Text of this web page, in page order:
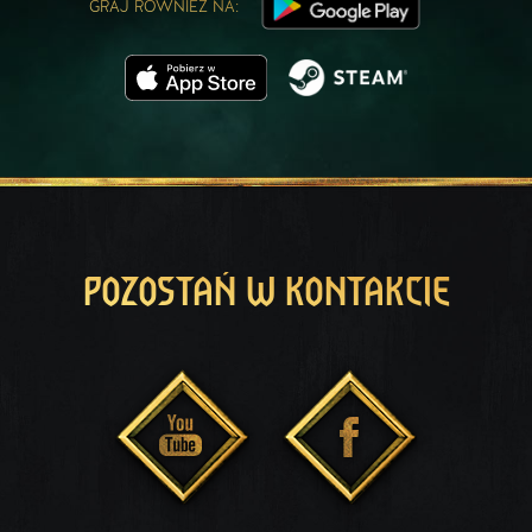
GRAJ RÓWNIEŻ NA:
POZOSTAŃ W KONTAKCIE